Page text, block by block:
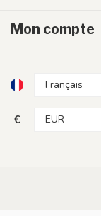
Mon compte
€